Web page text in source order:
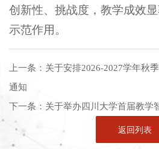
创新性、挑战度，教学成效
示范作用。
上一条： 关于安排2026-2027学年秋
通知
下一条： 关于举办四川大学首届教学
返回列表